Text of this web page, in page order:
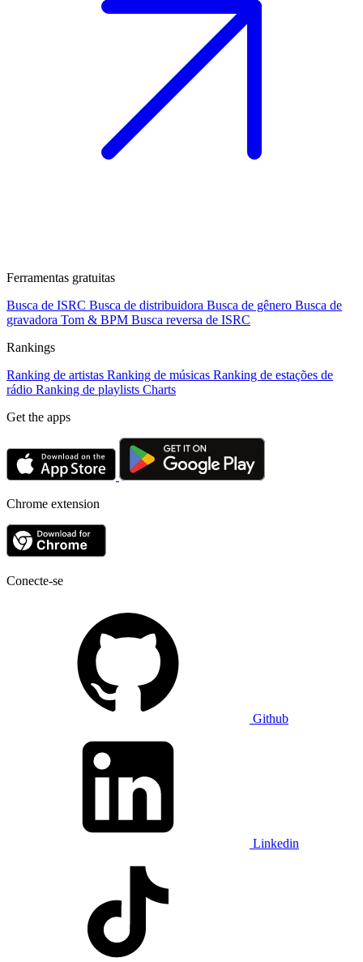
Ferramentas gratuitas
Busca de ISRC Busca de distribuidora Busca de gênero Busca de
gravadora Tom & BPM Busca reversa de ISRC
Rankings
Ranking de artistas Ranking de músicas Ranking de estações de
rádio Ranking de playlists Charts
Get the apps
Chrome extension
Conecte-se
Github
Linkedin